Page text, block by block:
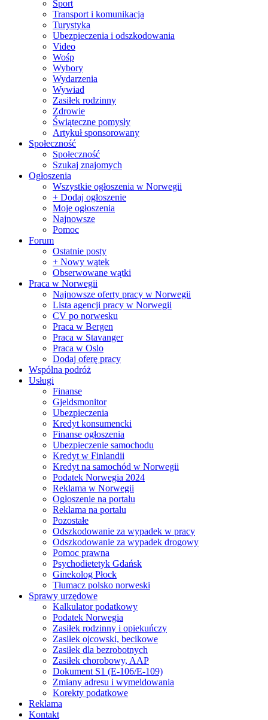
Sport
Transport i komunikacja
Turystyka
Ubezpieczenia i odszkodowania
Video
Wośp
Wybory
Wydarzenia
Wywiad
Zasiłek rodzinny
Zdrowie
Świąteczne pomysły
Artykuł sponsorowany
Społeczność
Społeczność
Szukaj znajomych
Ogłoszenia
Wszystkie ogłoszenia w Norwegii
+ Dodaj ogłoszenie
Moje ogłoszenia
Najnowsze
Pomoc
Forum
Ostatnie posty
+ Nowy wątek
Obserwowane wątki
Praca w Norwegii
Najnowsze oferty pracy w Norwegii
Lista agencji pracy w Norwegii
CV po norwesku
Praca w Bergen
Praca w Stavanger
Praca w Oslo
Dodaj oferę pracy
Wspólna podróż
Usługi
Finanse
Gjeldsmonitor
Ubezpieczenia
Kredyt konsumencki
Finanse ogłoszenia
Ubezpieczenie samochodu
Kredyt w Finlandii
Kredyt na samochód w Norwegii
Podatek Norwegia 2024
Reklama w Norwegii
Ogłoszenie na portalu
Reklama na portalu
Pozostałe
Odszkodowanie za wypadek w pracy
Odszkodowanie za wypadek drogowy
Pomoc prawna
Psychodietetyk Gdańsk
Ginekolog Płock
Tłumacz polsko norweski
Sprawy urzędowe
Kalkulator podatkowy
Podatek Norwegia
Zasiłek rodzinny i opiekuńczy
Zasiłek ojcowski, becikowe
Zasiłek dla bezrobotnych
Zasiłek chorobowy, AAP
Dokument S1 (E-106/E-109)
Zmiany adresu i wymeldowania
Korekty podatkowe
Reklama
Kontakt